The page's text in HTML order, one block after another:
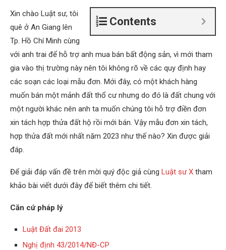
Contents
Xin chào Luật sư, tôi
quê ở An Giang lên
Tp. Hồ Chí Minh cùng
với anh trai để hỗ trợ anh mua bán bất động sản, vì mới tham
gia vào thị trường này nên tôi không rõ về các quy định hay
các soạn các loại mẫu đơn. Mới đây, có một khách hàng
muốn bán một mảnh đất thổ cư nhưng do đó là đất chung với
một người khác nên anh ta muốn chúng tôi hỗ trợ điền đơn
xin tách hợp thửa đất hộ rồi mới bán. Vậy mẫu đơn xin tách,
hợp thửa đất mới nhất năm 2023 như thế nào? Xin được giải
đáp.
Để giải đáp vấn đề trên mời quý độc giả cùng Luật sư X tham
khảo bài viết dưới đây để biết thêm chi tiết.
Căn cứ pháp lý
Luật Đất đai 2013
Nghị định 43/2014/NĐ-CP